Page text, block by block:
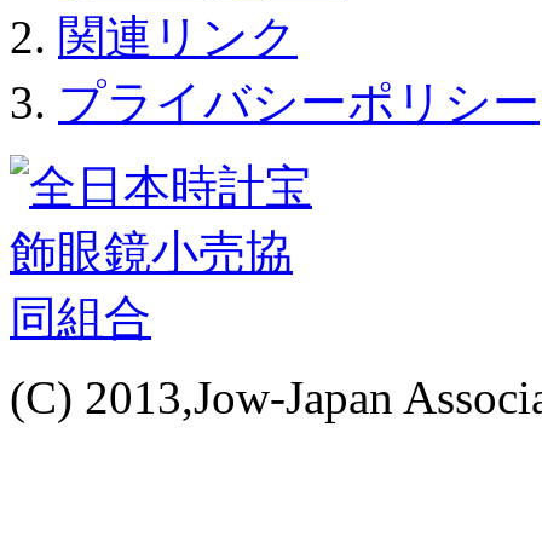
関連リンク
プライバシーポリシー
(C) 2013,Jow-Japan